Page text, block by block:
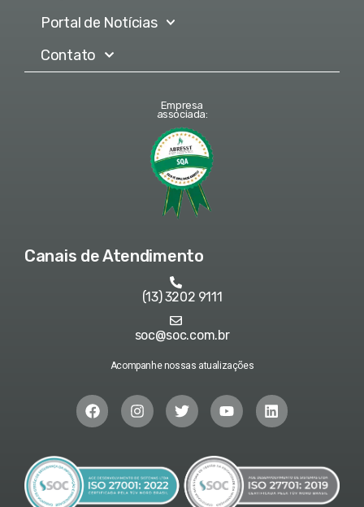
Portal de Notícias
Contato
Empresa
associada:
Canais de Atendimento
(13) 3202 9111
soc@soc.com.br
Acompanhe nossas atualizações